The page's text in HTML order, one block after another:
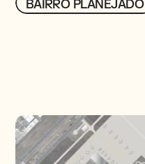
BAIRRO PLANEJADO
BAIRRO PLANEJADO